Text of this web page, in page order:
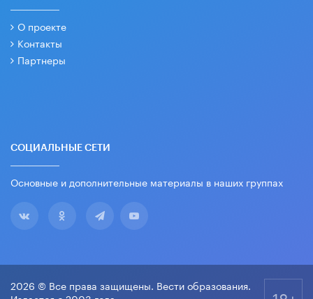
О проекте
Контакты
Партнеры
СОЦИАЛЬНЫЕ СЕТИ
Основные и дополнительные материалы в наших группах
2026 © Все права защищены. Вести образования.